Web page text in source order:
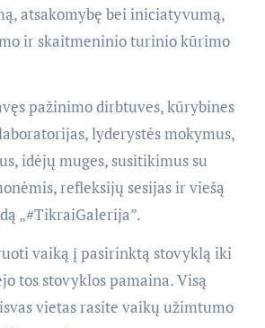
atsakomybę bei iniciatyvumą,
ir skaitmeninio turinio kūrimo
pažinimo dirbtuves, kūrybines
lyderystės mokymus,
idėjų muges, susitikimus su
refleksijų sesijas ir viešą
„#TikraiGalerija”.
vaiką į pasirinktą stovyklą iki
tos stovyklos pamaina. Visą
vietas rasite vaikų užimtumo